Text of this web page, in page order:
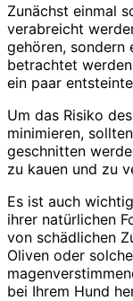
Zunächst einmal
verabreicht
gehören, sondern
betrachtet
ein paar
Um das Risiko
minimieren,
geschnitten
zu kauen und zu
Es ist auch
ihrer natürlichen
von schädlichen
Oliven oder
bei Ihrem Hund